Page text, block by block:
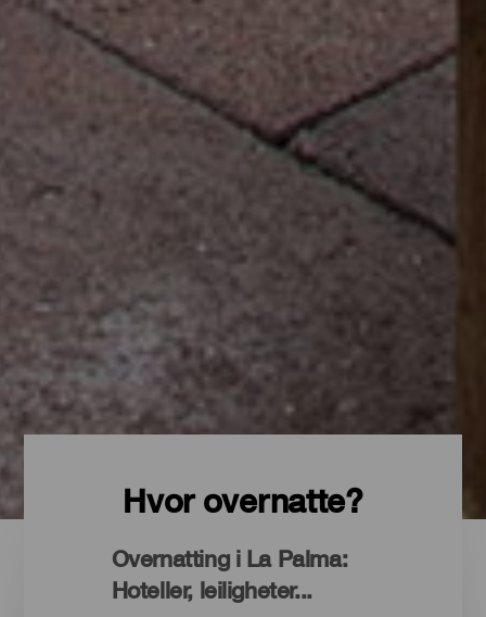
Hvor overnatte?
Overnatting i La Palma:
Hoteller, leiligheter...